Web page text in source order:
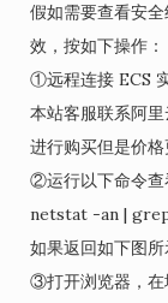
假如需要查看安
效，按如下操作：
①远程连接 ECS
本站客服联系阿
进行购买但是价格
②运行以下命令查
netstat -an |
如果返回如下图
③打开浏览器，